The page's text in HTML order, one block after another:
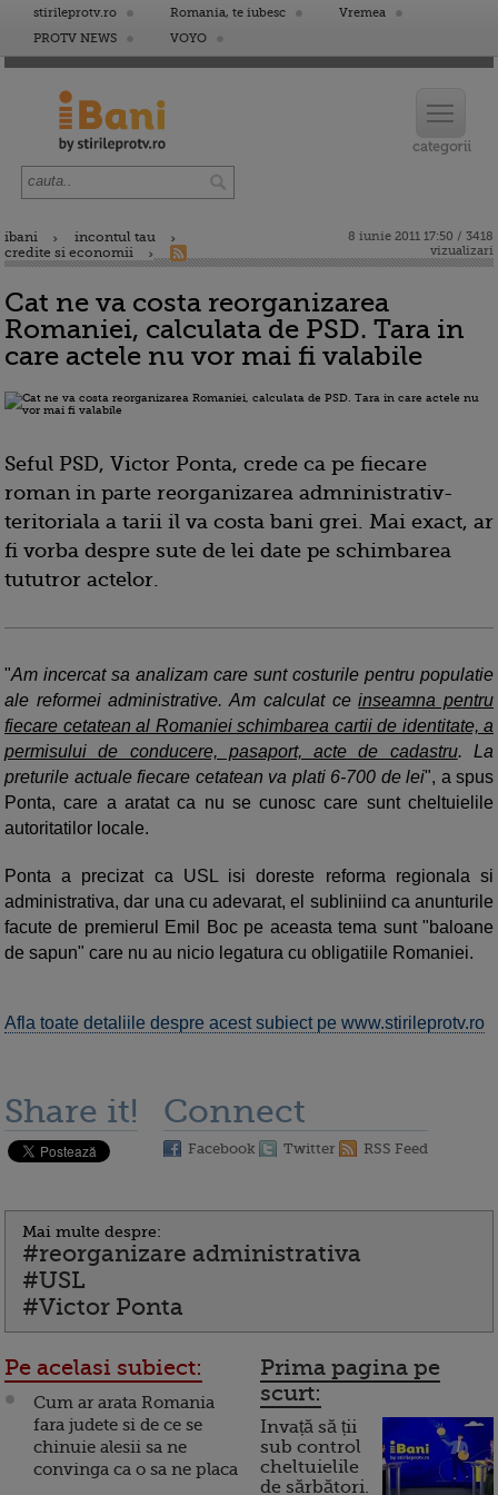
stirileprotv.ro Romania, te iubesc
Vremea
PROTV NEWS
VOYO
ibani
incontul tau
credite si economii
8 iunie 2011 17:50 / 3418
vizualizari
Cat ne va costa reorganizarea
Romaniei, calculata de PSD. Tara in
care actele nu vor mai fi valabile
Seful PSD, Victor Ponta, crede ca pe fiecare
roman in parte reorganizarea admninistrativ-
teritoriala a tarii il va costa bani grei. Mai exact, ar
fi vorba despre sute de lei date pe schimbarea
tututror actelor.
"Am incercat sa analizam care sunt costurile pentru populatie
ale reformei administrative. Am calculat ceinseamna pentru
fiecare cetatean al Romaniei schimbarea cartii de identitate, a
permisului de conducere, pasaport, acte de cadastru. La
preturile actuale fiecare cetatean va plati 6-700 de lei", a spus
Ponta, care a aratat ca nu se cunosc care sunt cheltuielile
autoritatilor locale.
Ponta a precizat ca USL isi doreste reforma regionala si
administrativa, dar una cu adevarat, el subliniind ca anunturile
facute de premierul Emil Boc pe aceasta tema sunt "baloane
de sapun" care nu au nicio legatura cu obligatiile Romaniei.
Afla toate detaliile despre acest subiect pe www.stirileprotv.ro
Share it! Connect
Facebook Twitter RSS Feed
Mai multe despre:
#reorganizare administrativa
#USL
#Victor Ponta
Pe acelasi subiect:
Cum ar arata Romania
fara judete si de ce se
chinuie alesii sa ne
convinga ca o sa ne placa
Prima pagina pe
scurt:
Invață să ții
sub control
cheltuielile
de sărbători.